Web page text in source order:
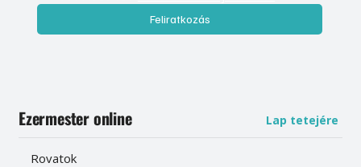
Feliratkozás
Ezermester online Lap tetejére
Rovatok